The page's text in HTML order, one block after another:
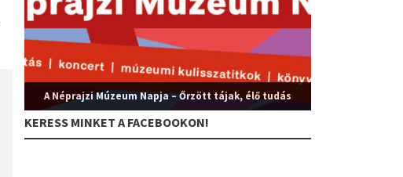
A Néprajzi Múzeum Napja – Őrzött tájak, élő tudás
KERESS MINKET A FACEBOOKON!